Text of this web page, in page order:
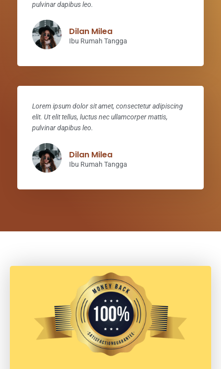
pulvinar dapibus leo.
Dilan Milea
Ibu Rumah Tangga
Lorem ipsum dolor sit amet, consectetur adipiscing
elit. Ut elit tellus, luctus nec ullamcorper mattis,
pulvinar dapibus leo.
Dilan Milea
Ibu Rumah Tangga